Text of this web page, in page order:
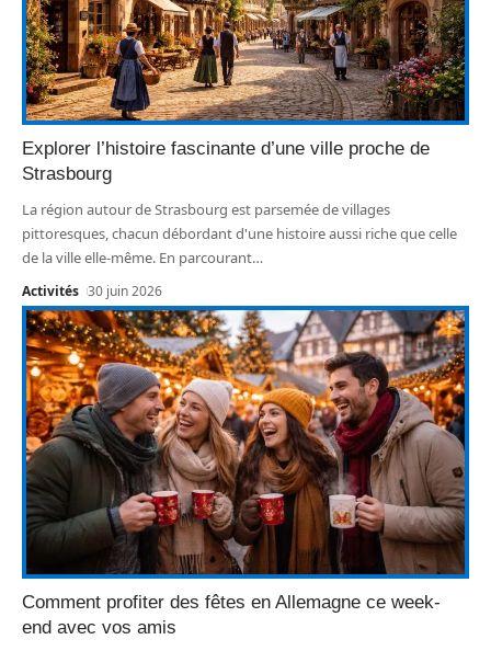
Explorer l’histoire fascinante d’une ville proche de
Strasbourg
La région autour de Strasbourg est parsemée de villages
pittoresques, chacun débordant d'une histoire aussi riche que celle
de la ville elle-même. En parcourant…
Activités 30 juin 2026
Comment profiter des fêtes en Allemagne ce week-
end avec vos amis